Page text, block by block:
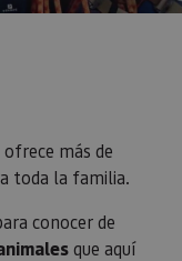
más de
toda la familia.
conocer de
que aquí